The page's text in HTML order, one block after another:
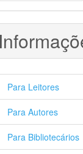
Para Leitores
Para Autores
Para Bibliotecários